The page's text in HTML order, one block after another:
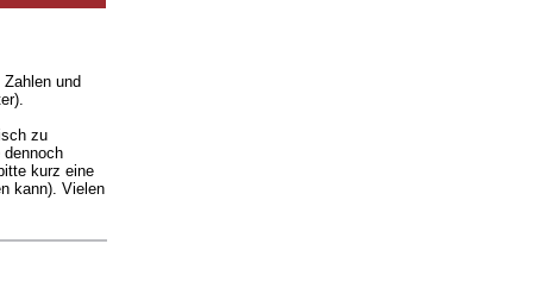
Zahlen und
zu
kurz eine
kann). Vielen